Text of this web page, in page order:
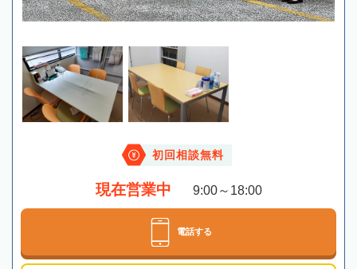
初回相談無料
現在営業中 9:00～18:00
電話する